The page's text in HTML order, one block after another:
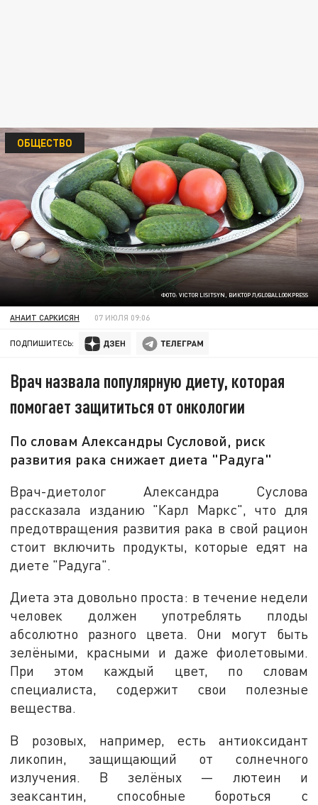
ФОТО: VICTOR LISITSYN, ВИКТОР Л/GLOBALLOOKPRESS
ОБЩЕСТВО
АНАИТ САРКИСЯН 07 ИЮЛЯ 09:06
ПОДПИШИТЕСЬ:
Врач назвала популярную диету, которая
помогает защититься от онкологии
По словам Александры Сусловой, риск
развития рака снижает диета "Радуга"
Врач-диетолог Александра Суслова
рассказала изданию "Карл Маркс", что для
предотвращения развития рака в свой рацион
стоит включить продукты, которые едят на
диете "Радуга".
Диета эта довольно проста: в течение недели
человек должен употреблять плоды
абсолютно разного цвета. Они могут быть
зелёными, красными и даже фиолетовыми.
При этом каждый цвет, по словам
специалиста, содержит свои полезные
вещества.
В розовых, например, есть антиоксидант
ликопин, защищающий от солнечного
излучения. В зелёных — лютеин и
зеаксантин, способные бороться с